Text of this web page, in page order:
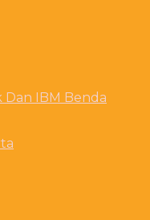
Dan IBM Benda